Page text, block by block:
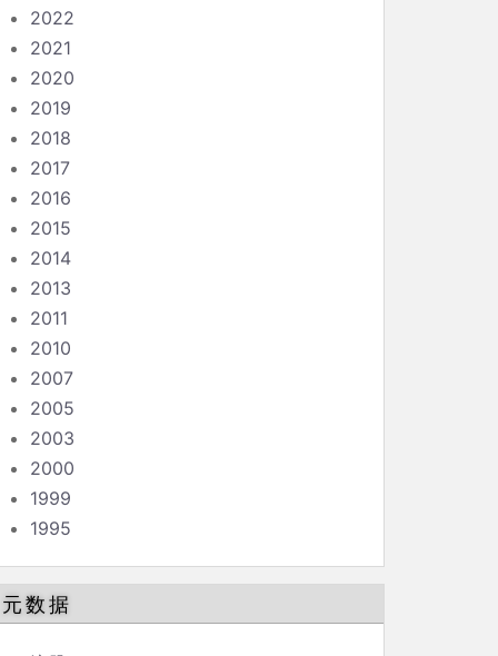
2022
2021
2020
2019
2018
2017
2016
2015
2014
2013
2011
2010
2007
2005
2003
2000
1999
1995
元数据